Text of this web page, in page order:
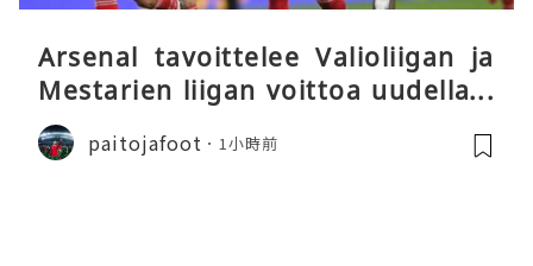
Arsenal tavoittelee Valioliigan ja
Mestarien liigan voittoa uudella k
audella
paitojafoot 1小時前